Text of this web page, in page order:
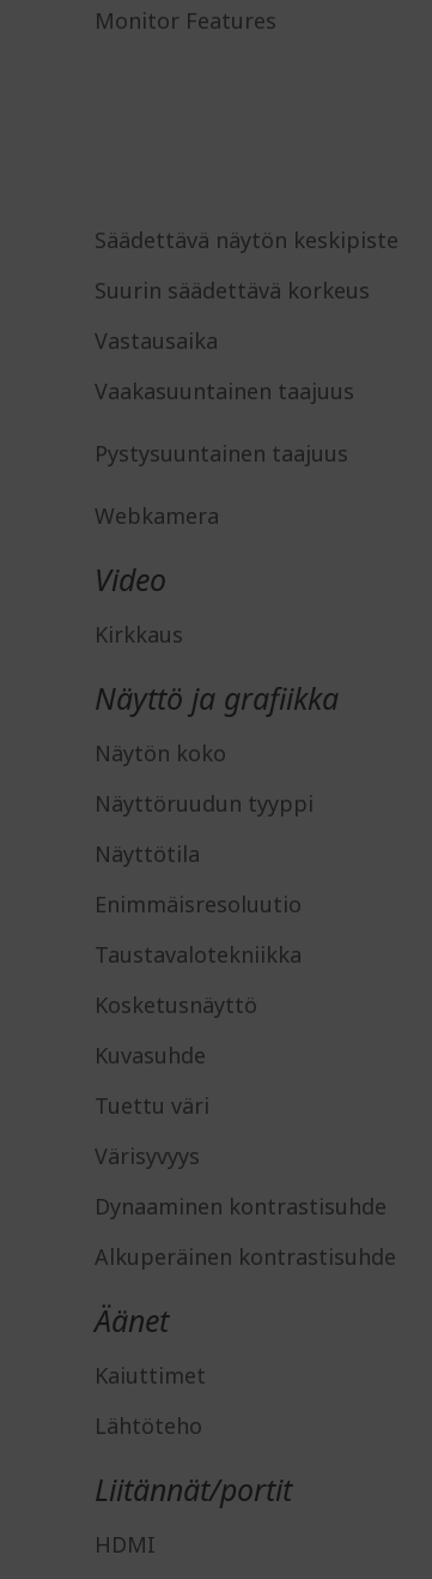
Monitor Features
Säädettävä näytön keskipiste
Suurin säädettävä korkeus
Vastausaika
Vaakasuuntainen taajuus
Pystysuuntainen taajuus
Webkamera
Video
Kirkkaus
Näyttö ja grafiikka
Näytön koko
Näyttöruudun tyyppi
Näyttötila
Enimmäisresoluutio
Taustavalotekniikka
Kosketusnäyttö
Kuvasuhde
Tuettu väri
Värisyvyys
Dynaaminen kontrastisuhde
Alkuperäinen kontrastisuhde
Äänet
Kaiuttimet
Lähtöteho
Liitännät/portit
HDMI